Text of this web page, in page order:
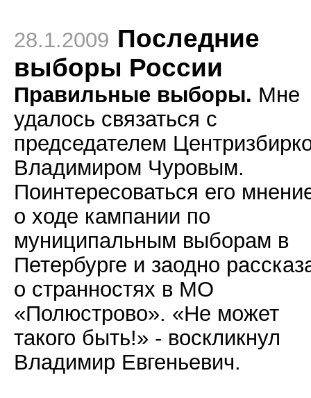
28.1.2009 Последние
выборы России
Правильные выборы. Мне
удалось связаться с
председателем
Владимиром Чуровым.
Поинтересоваться его
о ходе кампании по
муниципальным выборам в
Петербурге и заодно
о странностях в МО
«Полюстрово». «Не может
такого быть!» - воскликнул
Владимир Евгеньевич.